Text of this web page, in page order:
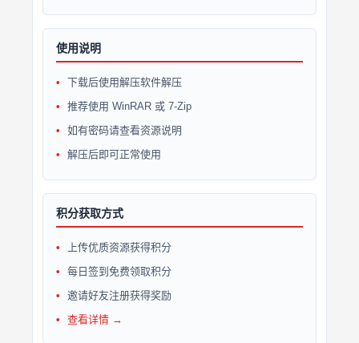
使用说明
下载后使用解压软件解压
推荐使用 WinRAR 或 7-Zip
如有密码请查看资源说明
解压后即可正常使用
积分获取方式
上传优质资源获得积分
每日签到免费领取积分
邀请好友注册获得奖励
查看详情 →